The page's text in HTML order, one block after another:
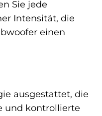
Sie jede
Intensität, die
einen
ausgestattet, die
und kontrollierte